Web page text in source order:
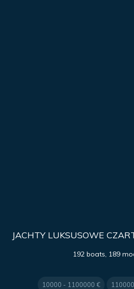
JACHTY LUKSUSOWE
192 boats, 189
10000 - 1100000 €